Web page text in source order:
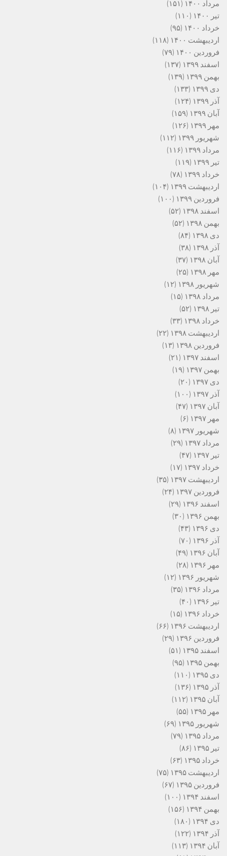
مرداد ۱۴۰۰
(۱۵۱)
تیر ۱۴۰۰
(۱۱۰)
خرداد ۱۴۰۰
(۹۵)
اردیبهشت ۱۴۰۰
(۱۱۸)
فروردین ۱۴۰۰
(۷۹)
اسفند ۱۳۹۹
(۱۳۷)
بهمن ۱۳۹۹
(۱۳۹)
دی ۱۳۹۹
(۱۳۳)
آذر ۱۳۹۹
(۱۲۴)
آبان ۱۳۹۹
(۱۵۹)
مهر ۱۳۹۹
(۱۲۶)
شهریور ۱۳۹۹
(۱۱۲)
مرداد ۱۳۹۹
(۱۱۶)
تیر ۱۳۹۹
(۱۱۹)
خرداد ۱۳۹۹
(۷۸)
اردیبهشت ۱۳۹۹
(۱۰۴)
فروردین ۱۳۹۹
(۱۰۰)
اسفند ۱۳۹۸
(۵۲)
بهمن ۱۳۹۸
(۵۲)
دی ۱۳۹۸
(۸۴)
آذر ۱۳۹۸
(۳۸)
آبان ۱۳۹۸
(۳۷)
مهر ۱۳۹۸
(۲۵)
شهریور ۱۳۹۸
(۱۲)
مرداد ۱۳۹۸
(۱۵)
تیر ۱۳۹۸
(۵۲)
خرداد ۱۳۹۸
(۳۳)
اردیبهشت ۱۳۹۸
(۲۲)
فروردین ۱۳۹۸
(۱۳)
اسفند ۱۳۹۷
(۲۱)
بهمن ۱۳۹۷
(۱۹)
دی ۱۳۹۷
(۲۰)
آذر ۱۳۹۷
(۱۰۰)
آبان ۱۳۹۷
(۴۷)
مهر ۱۳۹۷
(۶)
شهریور ۱۳۹۷
(۸)
مرداد ۱۳۹۷
(۲۹)
تیر ۱۳۹۷
(۴۷)
خرداد ۱۳۹۷
(۱۷)
اردیبهشت ۱۳۹۷
(۳۵)
فروردین ۱۳۹۷
(۲۴)
اسفند ۱۳۹۶
(۲۹)
بهمن ۱۳۹۶
(۳۰)
دی ۱۳۹۶
(۴۳)
آذر ۱۳۹۶
(۷۰)
آبان ۱۳۹۶
(۴۹)
مهر ۱۳۹۶
(۲۸)
شهریور ۱۳۹۶
(۱۲)
مرداد ۱۳۹۶
(۳۵)
تیر ۱۳۹۶
(۴۰)
خرداد ۱۳۹۶
(۱۵)
اردیبهشت ۱۳۹۶
(۶۶)
فروردین ۱۳۹۶
(۲۹)
اسفند ۱۳۹۵
(۵۱)
بهمن ۱۳۹۵
(۹۵)
دی ۱۳۹۵
(۱۱۰)
آذر ۱۳۹۵
(۱۳۶)
آبان ۱۳۹۵
(۱۱۲)
مهر ۱۳۹۵
(۵۵)
شهریور ۱۳۹۵
(۶۹)
مرداد ۱۳۹۵
(۷۹)
تیر ۱۳۹۵
(۸۶)
خرداد ۱۳۹۵
(۶۳)
اردیبهشت ۱۳۹۵
(۷۵)
فروردین ۱۳۹۵
(۶۷)
اسفند ۱۳۹۴
(۱۰۰)
بهمن ۱۳۹۴
(۱۵۶)
دی ۱۳۹۴
(۱۸۰)
آذر ۱۳۹۴
(۱۲۲)
آبان ۱۳۹۴
(۱۱۳)